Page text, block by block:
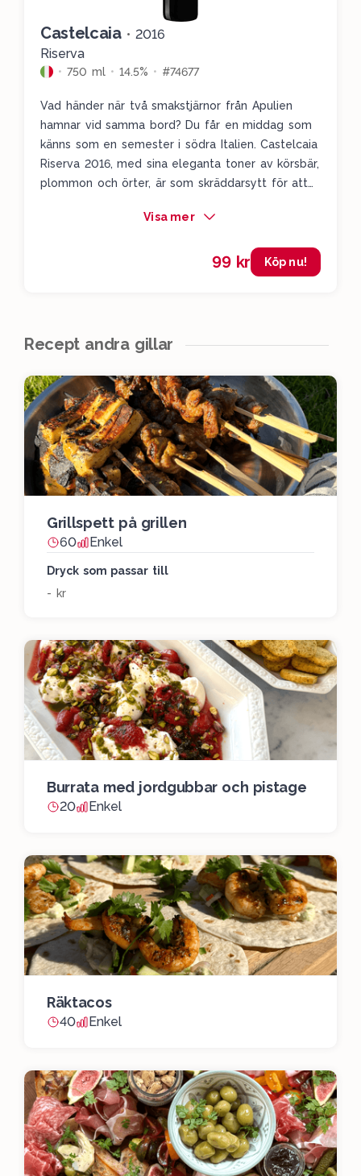
Castelcaia • 2016
Riserva
750 ml 14.5% #74677
Vad händer när två smakstjärnor från Apulien
hamnar vid samma bord? Du får en middag som
känns som en semester i södra Italien. Castelcaia
Riserva 2016, med sina eleganta toner av körsbär,
plommon och örter, är som skräddarsytt för att
färska tomater, parmesan och basilika i mixen. En
Visa mer
99 kr Köp nu!
Recept andra gillar
Grillspett på grillen
60 Enkel
Dryck som passar till
- kr
Burrata med jordgubbar och pistage
20 Enkel
Räktacos
40 Enkel